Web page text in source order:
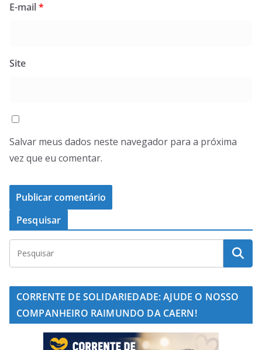
E-mail*
Site
Salvar meus dados neste navegador para a próxima
vez que eu comentar.
Pesquisar
CORRENTE DE SOLIDARIEDADE: AJUDE O NOSSO
COMPANHEIRO RAIMUNDO DA CAERN!